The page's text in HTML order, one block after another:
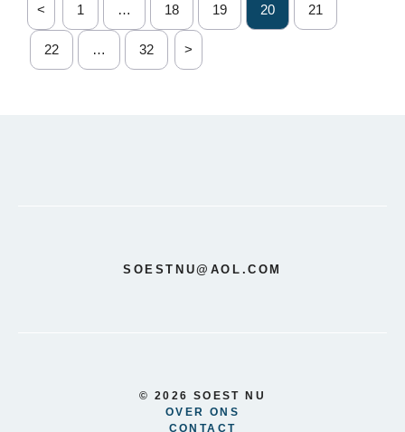
< 1 … 18 19 20 21
22 … 32 >
SOESTNU@AOL.COM
© 2026 SOEST NU
OVER ONS
CONTACT